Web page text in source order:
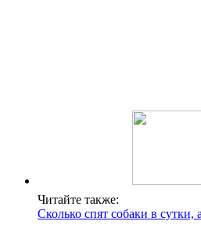
Читайте также:
Сколько спят собаки в